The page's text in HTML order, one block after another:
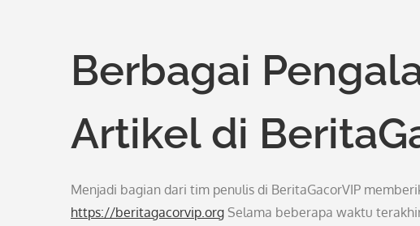
Berbagai
Artikel di
Menjadi bagian dari tim penulis di BeritaGacorVIP
https://beritagacorvip.org Selama beberapa waktu